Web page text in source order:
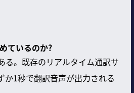
ているのか?
る。既存のリアルタイム通訳サ
1秒で翻訳音声が出力される